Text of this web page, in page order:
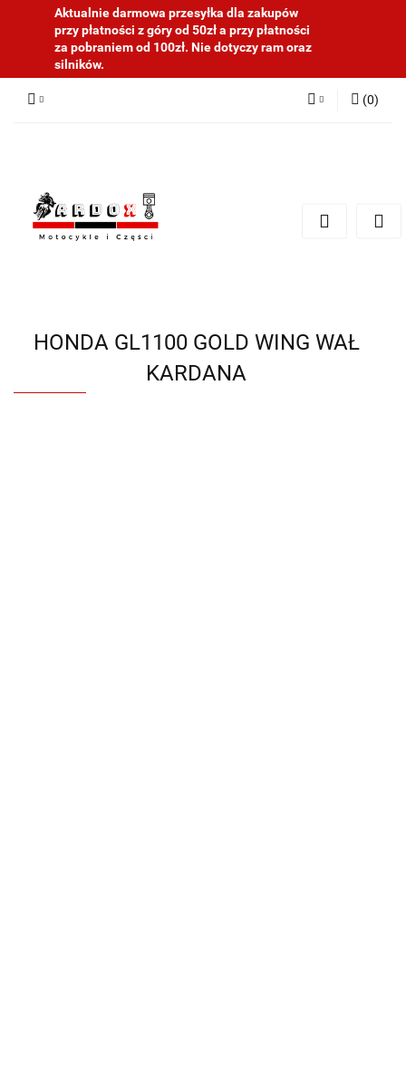
Aktualnie darmowa przesyłka dla zakupów
przy płatności z góry od 50zł a przy płatności
za pobraniem od 100zł. Nie dotyczy ram oraz
silników.
(0)
HONDA GL1100 GOLD WING WAŁ
KARDANA